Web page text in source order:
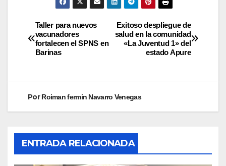
Exitoso despliegue de
salud en la comunidad
«La Juventud 1» del
estado Apure
Taller para nuevos
vacunadores
fortalecen el SPNS en
Barinas
PorRoiman fermin Navarro Venegas
ENTRADA RELACIONADA